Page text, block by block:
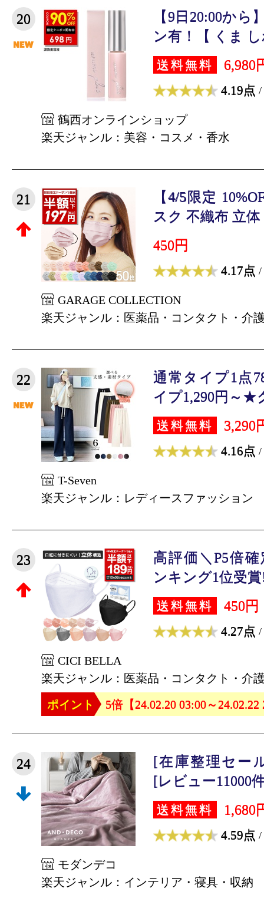
20
【9日20:00から
ン有！【 くま
送料無料 6,980
4.19点 /
鶴西オンラインショップ
楽天ジャンル：美容・コスメ・香水
21
【4/5限定
スク 不織布 立
450円
4.17点 /
GARAGE COLLECTION
楽天ジャンル：医薬品・コンタクト・介
22
通常タイプ1点
イプ1,290円～★
送料無料 3,290
4.16点 /
T-Seven
楽天ジャンル：レディースファッション
23
高評価＼P5倍
ンキング1位受
送料無料 450円
4.27点 /
CICI BELLA
楽天ジャンル：医薬品・コンタクト・介
ポイント
5倍【24.02.20 03:00～24.02.22
24
[在庫整理セー
[レビュー11000
送料無料 1,680
4.59点 /
モダンデコ
楽天ジャンル：インテリア・寝具・収納